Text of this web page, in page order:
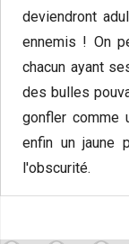
deviendront
ennemis ! On
chacun ayant
des bulles
gonfler comme
enfin un jaune
l'obscurité.